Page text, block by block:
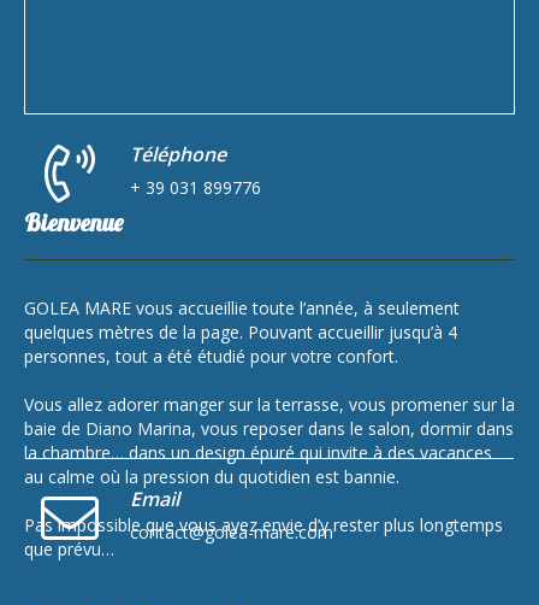
Téléphone
+ 39 031 899776
Email
contact@golea-mare.com
Bienvenue
GOLEA MARE vous accueillie toute l’année, à seulement
quelques mètres de la page. Pouvant accueillir jusqu’à 4
personnes, tout a été étudié pour votre confort.
Vous allez adorer manger sur la terrasse, vous promener sur la
baie de Diano Marina, vous reposer dans le salon, dormir dans
la chambre… dans un design épuré qui invite à des vacances
au calme où la pression du quotidien est bannie.
Pas impossible que vous ayez envie d’y rester plus longtemps
que prévu…